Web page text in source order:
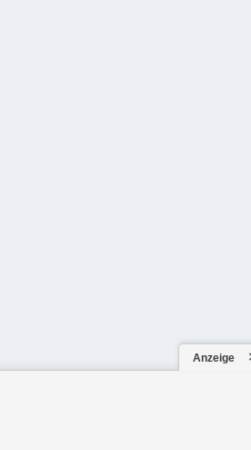
Anzeige